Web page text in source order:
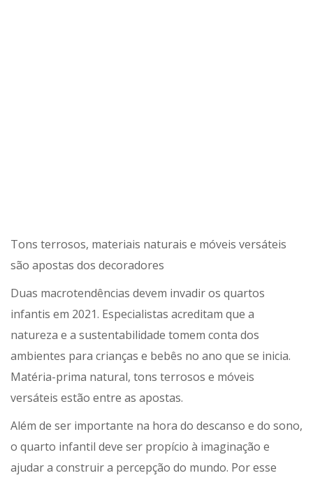
Tons terrosos, materiais naturais e móveis versáteis
são apostas dos decoradores
Duas macrotendências devem invadir os quartos
infantis em 2021. Especialistas acreditam que a
natureza e a sustentabilidade tomem conta dos
ambientes para crianças e bebês no ano que se inicia.
Matéria-prima natural, tons terrosos e móveis
versáteis estão entre as apostas.
Além de ser importante na hora do descanso e do sono,
o quarto infantil deve ser propício à imaginação e
ajudar a construir a percepção do mundo. Por esse